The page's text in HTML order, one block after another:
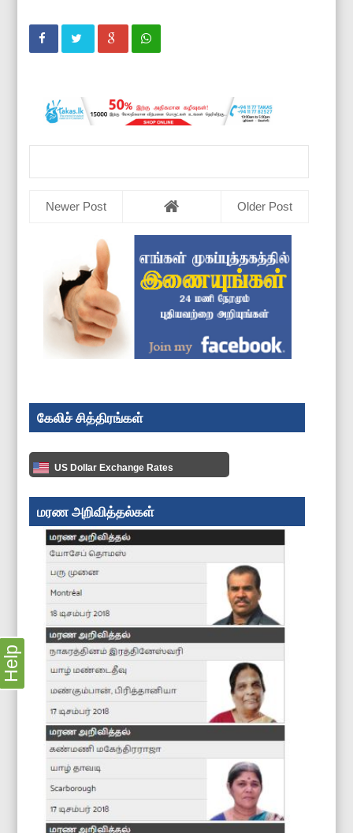
Newer Post Older Post
கேலிச் சித்திரங்கள்
US Dollar Exchange Rates
மரண அறிவித்தல்கள்
Help